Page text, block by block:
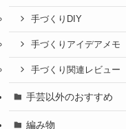
手づくりDIY
手づくりアイデアメモ
手づくり関連レビュー
手芸以外のおすすめ
編み物